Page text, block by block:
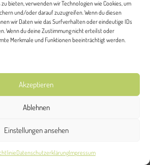
bieten, verwenden wir Technologien wie Cookies, um
und/oder darauf zuzugreifen. Wenn du diesen
wir Daten wie das Surfverhalten oder eindeutige IDs
Wenn du deine Zustimmung nicht erteilst oder
Merkmale und Funktionen beeinträchtigt werden.
Akzeptieren
Ablehnen
Einstellungen ansehen
DatenschutzerklärungImpressum
Burgenlandkreis© Alle Rechte vorbehalten